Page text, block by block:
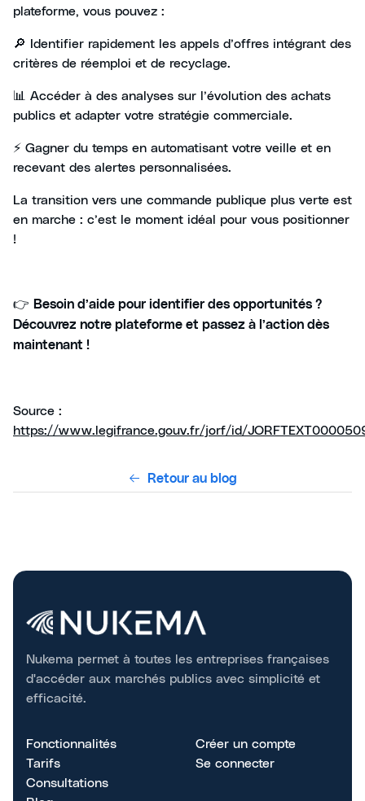
plateforme, vous pouvez :
🔎 Identifier rapidement les appels d’offres intégrant des
critères de réemploi et de recyclage.
📊 Accéder à des analyses sur l’évolution des achats
publics et adapter votre stratégie commerciale.
⚡ Gagner du temps en automatisant votre veille et en
recevant des alertes personnalisées.
La transition vers une commande publique plus verte est
en marche : c’est le moment idéal pour vous positionner
!
👉 Besoin d’aide pour identifier des opportunités ?
Découvrez notre plateforme et passez à l’action dès
maintenant !
Source :
https://www.legifrance.gouv.fr/jorf/id/
Retour au blog
Nukema permet à toutes les entreprises françaises
d'accéder aux marchés publics avec simplicité et
efficacité.
Fonctionnalités
Tarifs
Consultations
Créer un compte
Se connecter